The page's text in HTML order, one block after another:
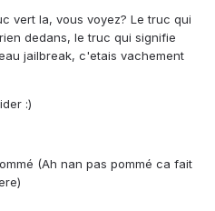
vert la, vous voyez? Le truc qui
dedans, le truc qui signifie
jailbreak, c'etais vachement
:)
(Ah nan pas pommé ca fait